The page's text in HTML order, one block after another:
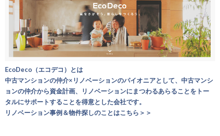
EcoDeco（エコデコ）とは
中古マンションの仲介×リノベーションのパイオニアとして、中古マンシ
ョンの仲介から資金計画、リノベーションにまつわるあらることをトー
タルにサポートすることを得意とした会社です。
リノベーション事例＆物件探しのことはこちら＞＞